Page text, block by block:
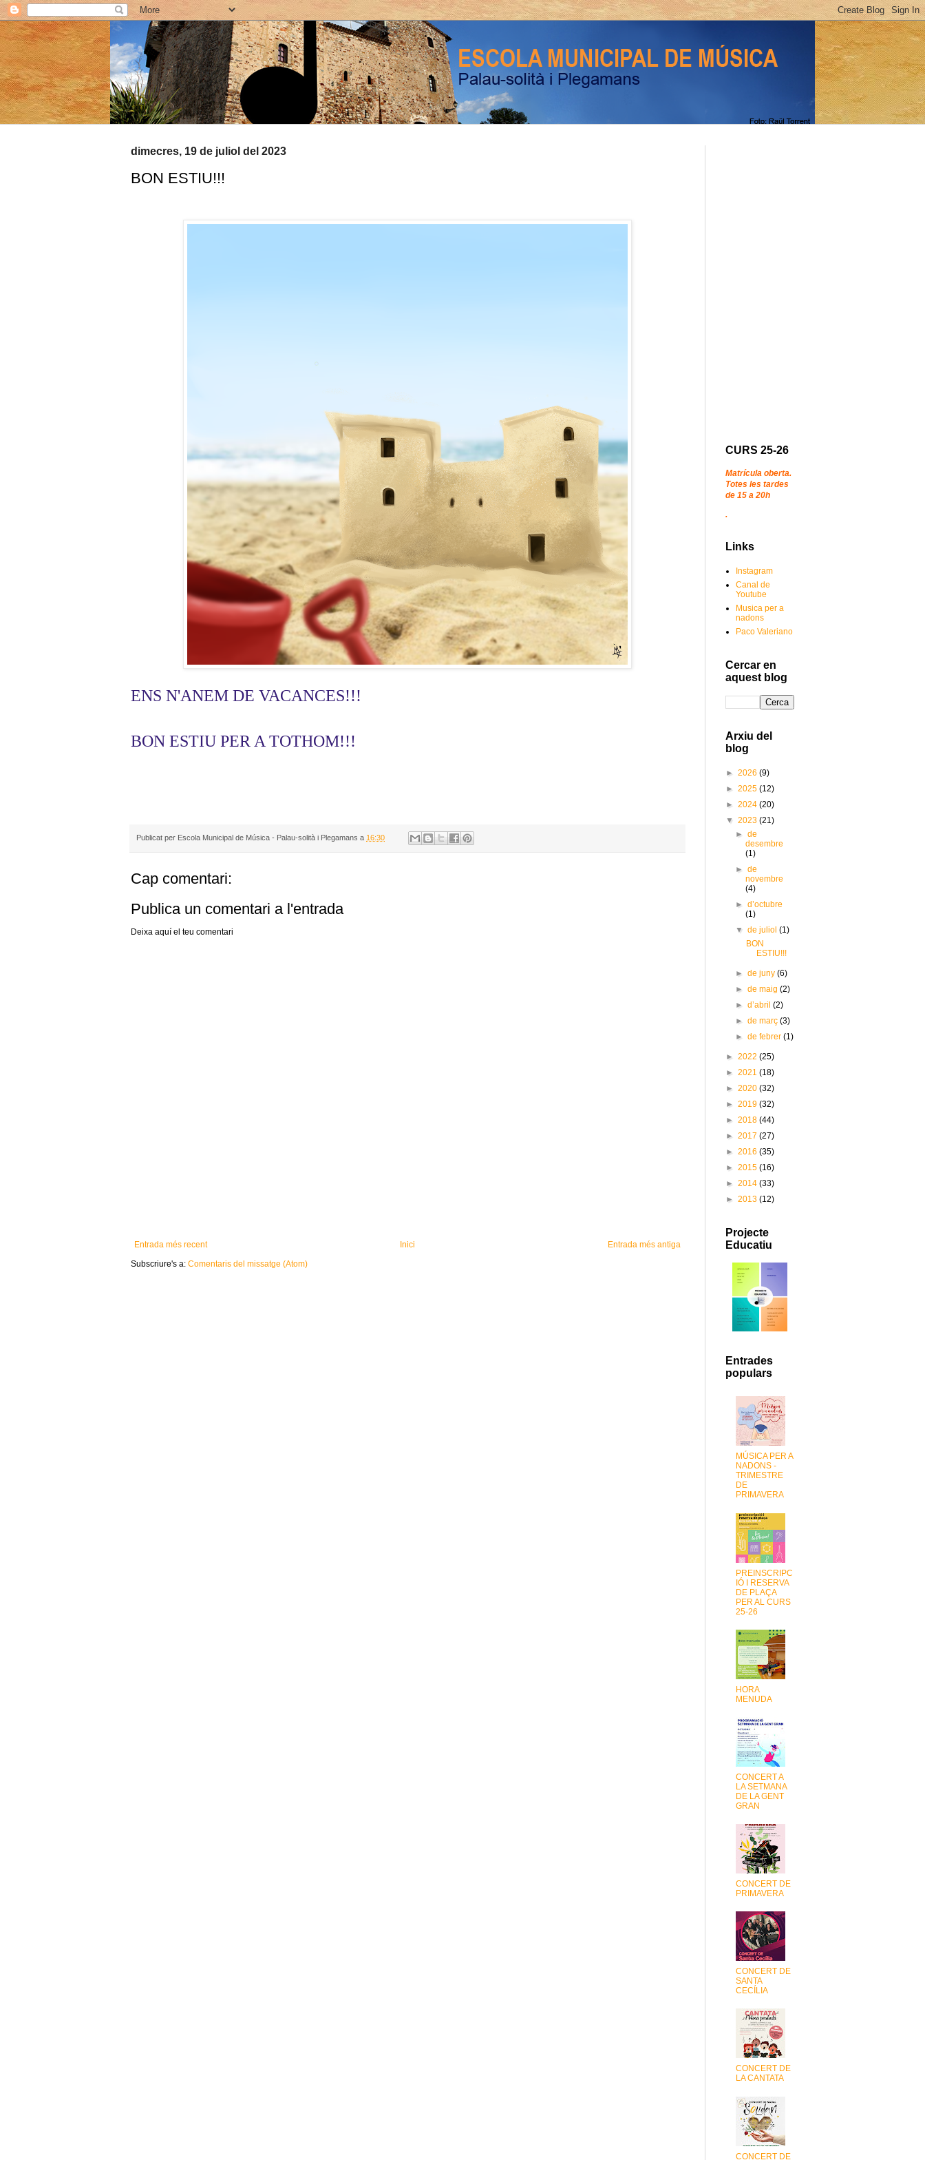
dimecres, 19 de juliol del 2023
BON ESTIU!!!
ENS N'ANEM DE VACANCES!!!
BON ESTIU PER A TOTHOM!!!
Publicat per Escola Municipal de Música - Palau-solità i Plegamans a 16:30
Cap comentari:
Publica un comentari a l'entrada
Deixa aquí el teu comentari
Entrada més recent Entrada més antiga
Inici
Subscriure's a: Comentaris del missatge (Atom)
CURS 25-26
Matrícula oberta.
Totes les tardes
de 15 a 20h
.
Links
Instagram
Canal de
Youtube
Musica per a
nadons
Paco Valeriano
Cercar en
aquest blog
Arxiu del
blog
► 2026 (9)
► 2025 (12)
► 2024 (20)
▼ 2023 (21)
►de
desembre
(1)
►de
novembre
(4)
►d’octubre
(1)
▼de juliol(1)
BON
ESTIU!!!
►de juny(6)
►de maig(2)
►d’abril(2)
►de març(3)
►de febrer(1)
► 2022 (25)
► 2021 (18)
► 2020 (32)
► 2019 (32)
► 2018 (44)
► 2017 (27)
► 2016 (35)
► 2015 (16)
► 2014 (33)
► 2013 (12)
Projecte
Educatiu
Entrades
populars
MÚSICA PER A
NADONS -
TRIMESTRE
DE
PRIMAVERA
PREINSCRIPC
IÓ I RESERVA
DE PLAÇA
PER AL CURS
25-26
HORA
MENUDA
CONCERT A
LA SETMANA
DE LA GENT
GRAN
CONCERT DE
PRIMAVERA
CONCERT DE
SANTA
CECÍLIA
CONCERT DE
LA CANTATA
CONCERT DE